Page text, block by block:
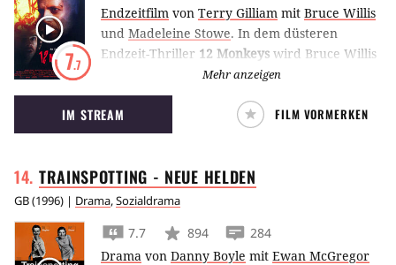
7.7
Endzeitfilm von Terry Gilliam mit Bruce Willis
und Madeleine Stowe. In dem düsteren
Endzeit-Thriller 12 Monkeys wird Bruce Willis
von Terry Gilliam als Überlebender einer
Virusepidemie in die Vergangenheit geschickt,
um die Katastrophe zu verhindern.
Mehr anzeigen
IM STREAM FILM VORMERKEN
TRAINSPOTTING - NEUE HELDEN
GB(1996) | Drama,Sozialdrama
7.7 894
284
Drama von Danny Boyle mit Ewan McGregor